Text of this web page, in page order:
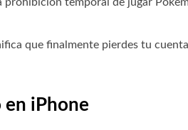
que finalmente pierdes tu
en iPhone